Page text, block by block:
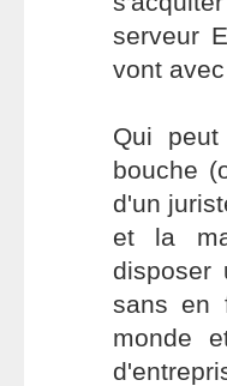
serveur
vont
Qui
bouche
d'un
et la
disposer
sans en
monde